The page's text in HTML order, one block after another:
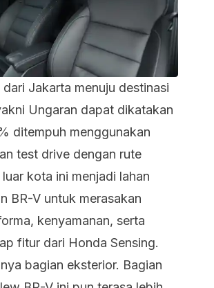
dari Jakarta menuju destinasi
Ungaran dapat dikatakan
ditempuh menggunakan
test drive dengan rute
kota ini menjadi lahan
BR-V untuk merasakan
kenyamanan, serta
fitur dari Honda Sensing.
bagian eksterior. Bagian